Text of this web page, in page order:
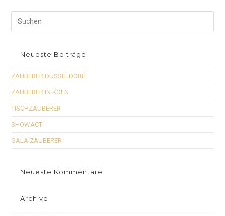
Neueste Beiträge
ZAUBERER DÜSSELDORF
ZAUBERER IN KÖLN
TISCHZAUBERER
SHOWACT
GALA ZAUBERER
Neueste Kommentare
Archive